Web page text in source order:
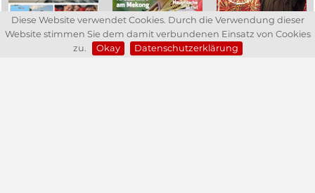
Diese Website verwendet Cookies. Durch die Verwendung dieser
Website stimmen Sie dem damit verbundenen Einsatz von Cookies
zu.
Okay Datenschutzerklärung